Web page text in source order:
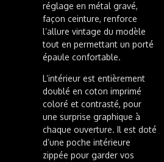
réglage en métal gravé,
façon ceinture, renforce
l’allure vintage du modèle
tout en permettant un porté
épaule confortable.
L’intérieur est entièrement
doublé en coton imprimé
coloré et contrasté, pour
une surprise graphique à
chaque ouverture. Il est doté
d’une poche intérieure
zippée pour garder vos